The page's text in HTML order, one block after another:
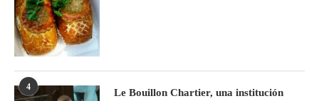
4
Le Bouillon Chartier, una institución